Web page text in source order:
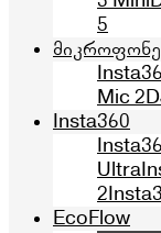
5
Mic 2
Insta360
Ultra
2
EcoFlow